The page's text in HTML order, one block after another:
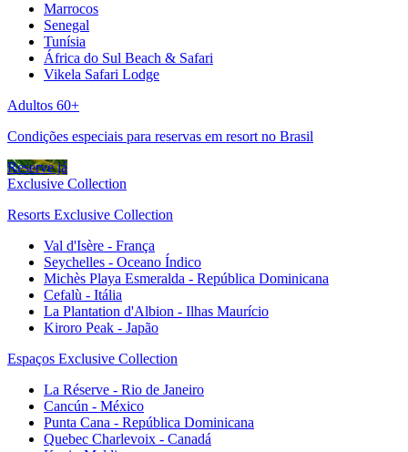
Marrocos
Senegal
Tunísia
África do Sul Beach & Safari
Vikela Safari Lodge
Adultos 60+
Condições especiais para reservas em resort no Brasil
Reserve já
Exclusive Collection
Resorts Exclusive Collection
Val d'Isère - França
Seychelles - Oceano Índico
Michès Playa Esmeralda - República Dominicana
Cefalù - Itália
La Plantation d'Albion - Ilhas Maurício
Kiroro Peak - Japão
Espaços Exclusive Collection
La Réserve - Rio de Janeiro
Cancún - México
Punta Cana - República Dominicana
Quebec Charlevoix - Canadá